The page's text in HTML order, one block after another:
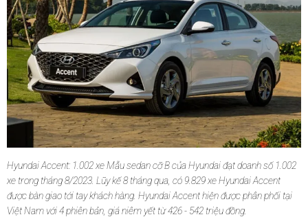
Hyundai Accent: 1.002 xe Mẫu sedan cỡ B của Hyundai đạt doanh số 1.002
xe trong tháng 8/2023. Lũy kế 8 tháng qua, có 9.829 xe Hyundai Accent
được bàn giao tới tay khách hàng. Hyundai Accent hiện được phân phối tại
Việt Nam với 4 phiên bản, giá niêm yết từ 426 - 542 triệu đồng.